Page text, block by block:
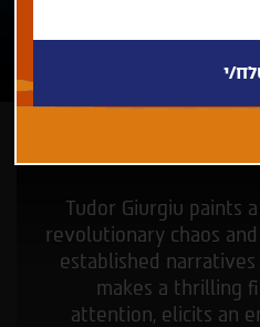
Tudor Giurgiu paints
revolutionary chaos
established
makes a thrilling
attention, elicits an